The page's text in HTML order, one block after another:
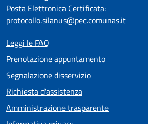
Posta Elettronica Certificata:
protocollo.silanus@pec.comunas.it
Leggi le FAQ
Prenotazione appuntamento
Segnalazione disservizio
Richiesta d'assistenza
Amministrazione trasparente